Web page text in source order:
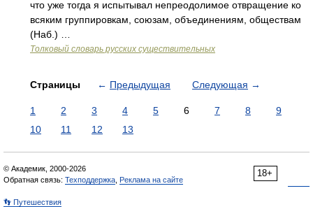
что уже тогда я испытывал непреодолимое отвращение ко
всяким группировкам, союзам, объединениям, обществам
(Наб.) …
Толковый словарь русских существительных
Страницы ← Предыдущая Следующая →
1 2 3 4 5 6 7 8
9
10
11 12 13
18+
© Академик, 2000-2026
Обратная связь: Техподдержка Реклама на сайте
👣 Путешествия